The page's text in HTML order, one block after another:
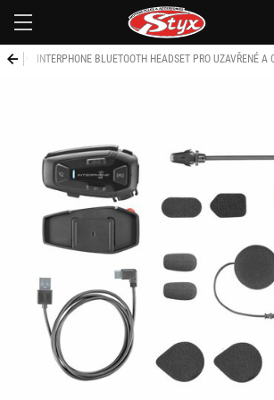
INTERPHONE BLUETOOTH HEADSET PRO UZAVŘENÉ